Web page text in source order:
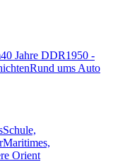
40 Jahre DDR1950 -
Rund ums Auto
Schule,
Maritimes,
Orient